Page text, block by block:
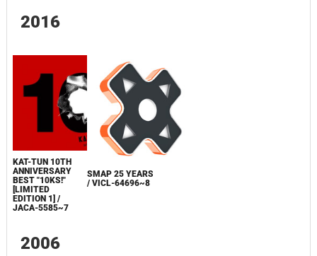
2016
KAT-TUN 10TH
ANNIVERSARY
BEST "10KS!"
[LIMITED
EDITION 1] /
JACA-5585~7
SMAP 25 YEARS
/ VICL-64696~8
2006